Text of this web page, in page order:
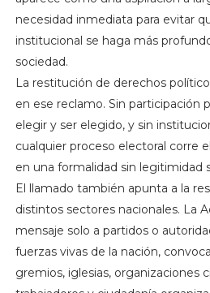
necesidad inmediata para evitar
institucional se haga más
sociedad.
La restitución de derechos
en ese reclamo. Sin participación
elegir y ser elegido, y sin
cualquier proceso electoral corre
en una formalidad sin legitimidad
El llamado también apunta a la
distintos sectores nacionales. La
mensaje solo a partidos o
fuerzas vivas de la nación,
gremios, iglesias, organizaciones